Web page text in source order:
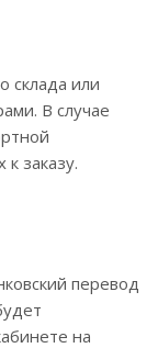
склада или
В случае
заказу.
перевод
на